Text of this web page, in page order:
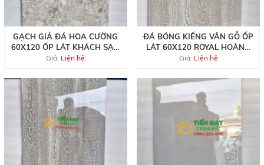
GẠCH GIẢ ĐÁ HOA CƯỜNG
60X120 ỐP LÁT KHÁCH SẠN
CAO CẤP
Giá: Liện hệ
ĐÁ BÓNG KIẾNG VÂN GỖ ỐP
LÁT 60X120 ROYAL HOÀNG
GIA MẪU MỚI
Giá: Liện hệ